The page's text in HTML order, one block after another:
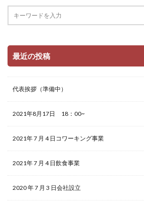
最近の投稿
代表挨拶（準備中）
2021年8月17日 18：00~
2021年 7 月 4 日コワーキング事業
2021年 7 月 4 日飲食事業
2020 年 7 月 3 日会社設立